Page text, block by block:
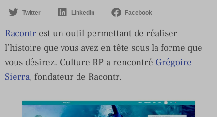
Twitter LinkedIn Facebook
Racontr est un outil permettant de réaliser
l’histoire que vous avez en tête sous la forme que
vous désirez. Culture RP a rencontré Grégoire
Sierra, fondateur de Racontr.